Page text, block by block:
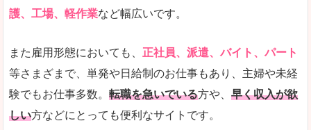
「マイナビ転職女性のおしごと」で「三方上中
郡若狭町」の
求人を含んだページを見てみる
護、工場、軽作業など幅広いです。
また雇用形態においても、 正社員、派遣、バイト、パート
等さまざまで、単発や日給制のお仕事もあり、主婦や未経
験でもお仕事多数。 転職を急いでいる方や、 早く収入が欲
しい方などにとっても便利なサイトです。